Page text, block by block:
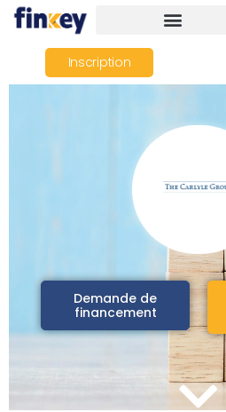
Inscription
Demande de
financement